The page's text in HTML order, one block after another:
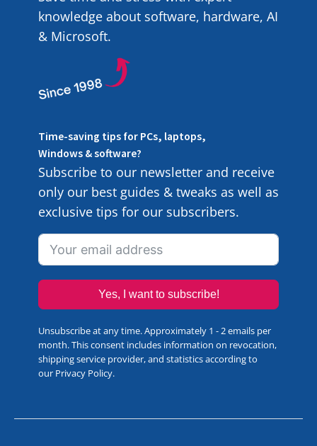
knowledge about software, hardware, AI
& Microsoft.
Time-saving tips for PCs, laptops,
Windows & software?
Subscribe to our newsletter and receive
only our best guides & tweaks as well as
exclusive tips for our subscribers.
Yes, I want to subscribe!
Unsubscribe at any time. Approximately 1 - 2 emails per
month. This consent includes information on revocation,
shipping service provider, and statistics according to
our Privacy Policy.